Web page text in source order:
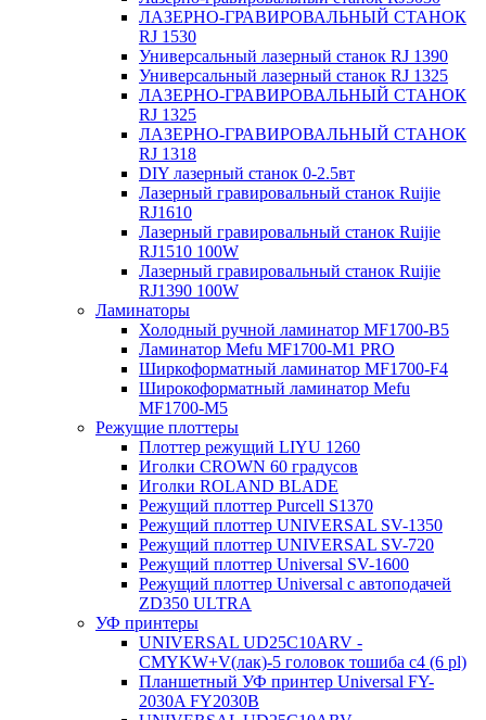
ЛАЗЕРНО-ГРАВИРОВАЛЬНЫЙ СТАНОК
RJ 1530
Универсальный лазерный станок RJ 1390
Универсальный лазерный станок RJ 1325
ЛАЗЕРНО-ГРАВИРОВАЛЬНЫЙ СТАНОК
RJ 1325
ЛАЗЕРНО-ГРАВИРОВАЛЬНЫЙ СТАНОК
RJ 1318
DIY лазерный станок 0-2.5вт
Лазерный гравировальный станок Ruijie
RJ1610
Лазерный гравировальный станок Ruijie
RJ1510 100W
Лазерный гравировальный станок Ruijie
RJ1390 100W
Ламинаторы
Холодный ручной ламинатор MF1700-B5
Ламинатор Mefu MF1700-M1 PRO
Ширкоформатный ламинатор MF1700-F4
Широкоформатный ламинатор Mefu
MF1700-M5
Режущие плоттеры
Плоттер режущий LIYU 1260
Иголки CROWN 60 градусов
Иголки ROLAND BLADE
Режущий плоттер Purcell S1370
Режущий плоттер UNIVERSAL SV-1350
Режущий плоттер UNIVERSAL SV-720
Режущий плоттер Universal SV-1600
Режущий плоттер Universal с автоподачей
ZD350 ULTRA
УФ принтеры
UNIVERSAL UD25C10ARV -
CMYKW+V(лак)-5 головок тошиба с4 (6 pl)
Планшетный УФ принтер Universal FY-
2030A FY2030B